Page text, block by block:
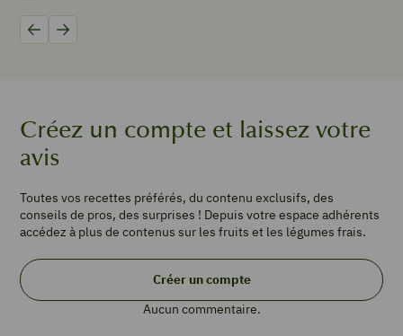
TEMPS DE
CUISSON
Précédent
Suivant
Créez un compte et laissez votre
avis
Toutes vos recettes préférés, du contenu exclusifs, des
conseils de pros, des surprises ! Depuis votre espace adhérents
accédez à plus de contenus sur les fruits et les légumes frais.
Créer un compte
Aucun commentaire.